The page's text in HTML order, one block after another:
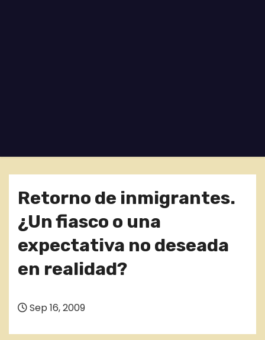
Retorno de inmigrantes.
¿Un fiasco o una
expectativa no deseada
en realidad?
Sep 16, 2009